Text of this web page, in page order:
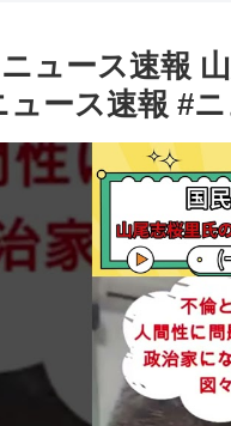
ニュース速報
ュース速報 #